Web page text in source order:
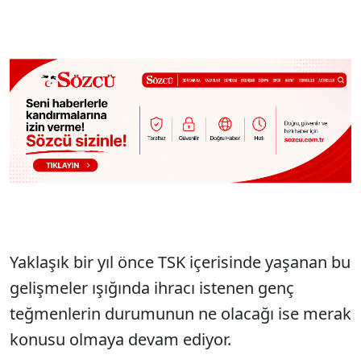
Yaklaşık bir yıl önce TSK içerisinde yaşanan bu
gelişmeler ışığında ihracı istenen genç
teğmenlerin durumunun ne olacağı ise merak
konusu olmaya devam ediyor.